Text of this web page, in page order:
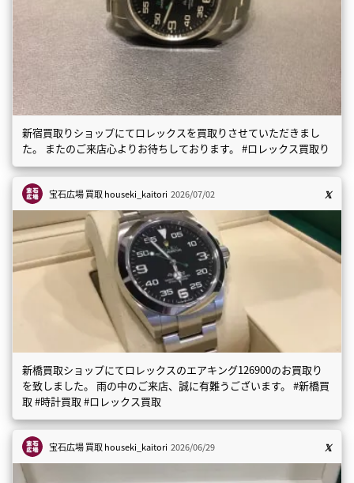
新宿買取りショップにてロレックスを買取りさせていただきまし
た。 またのご来店心よりお待ちしております。 #ロレックス買取り
宝石広場 買取houseki_kaitori 2026/07/02
新橋買取ショップにてロレックスのエアキング126900のお買取り
を致しました。 雨の中のご来店、誠に有難うございます。 #新橋買
取 #時計買取 #ロレックス買取
宝石広場 買取houseki_kaitori 2026/06/29